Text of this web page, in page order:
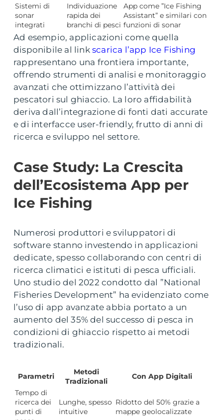
Sistemi di
sonar
integrati
Individuazione
rapida dei
branchi di pesci
App come ”Ice Fishing
Assistant” e similari con
funzioni di sonar
Ad esempio, applicazioni come quella
disponibile al link scarica l’app Ice Fishing
rappresentano una frontiera importante,
offrendo strumenti di analisi e monitoraggio
avanzati che ottimizzano l’attività dei
pescatori sul ghiaccio. La loro affidabilità
deriva dall’integrazione di fonti dati accurate
e di interfacce user-friendly, frutto di anni di
ricerca e sviluppo nel settore.
Case Study: La Crescita
dell’Ecosistema App per
Ice Fishing
Numerosi produttori e sviluppatori di
software stanno investendo in applicazioni
dedicate, spesso collaborando con centri di
ricerca climatici e istituti di pesca ufficiali.
Uno studio del 2022 condotto dal ”National
Fisheries Development” ha evidenziato come
l’uso di app avanzate abbia portato a un
aumento del 35% del successo di pesca in
condizioni di ghiaccio rispetto ai metodi
tradizionali.
Parametri
Metodi
Tradizionali
Con App Digitali
Tempo di
ricerca dei
punti di
Lunghe, spesso
intuitive
Ridotto del 50% grazie a
mappe geolocalizzate